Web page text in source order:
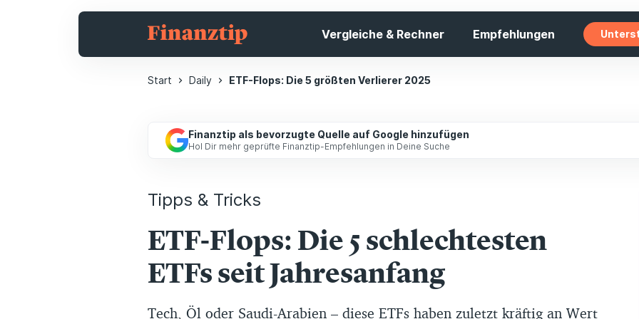
Vergleiche & Rechner Empfehlungen
Start Daily ETF-Flops: Die 5 größten Verlierer 2025
Finanztip als bevorzugte Quelle auf Google hinzufügen
Hol Dir mehr geprüfte Finanztip-Empfehlungen in Deine Suche
Tipps & Tricks
ETF-Flops: Die 5 schlechtesten
ETFs seit Jahresanfang
Tech, Öl oder Saudi-Arabien – diese ETFs haben zuletzt kräftig an Wert